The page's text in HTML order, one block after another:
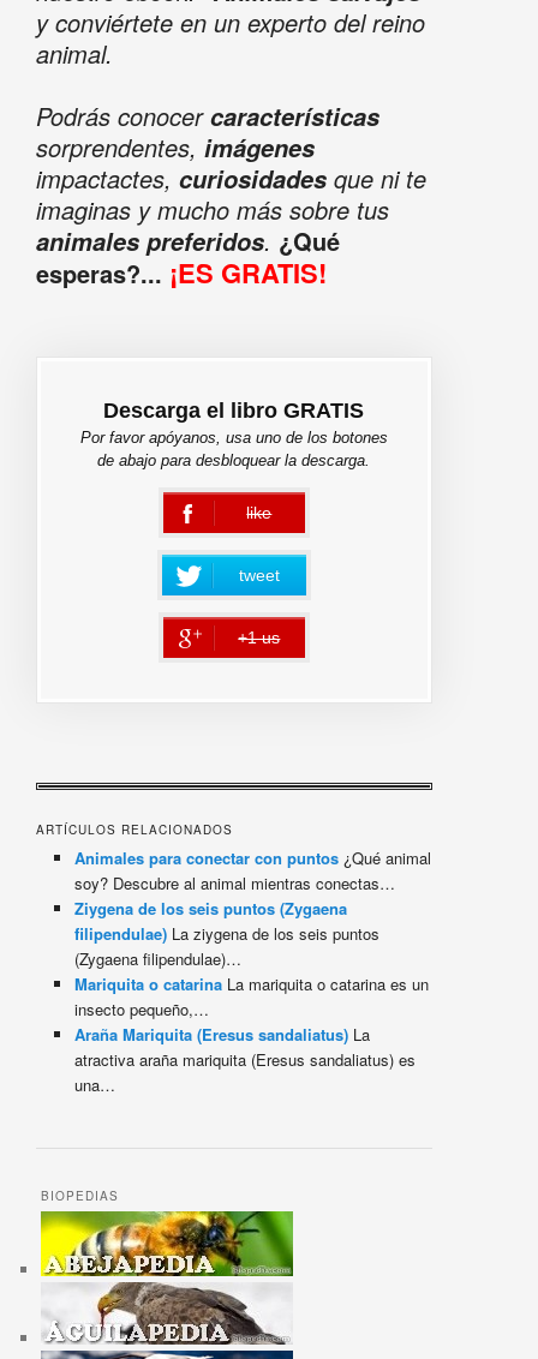
y conviértete en un experto del reino
animal.
Podrás conocercaracterísticas
sorprendentes, imágenes
impactactes, curiosidadesque ni te
imaginas y mucho más sobre tus
animales preferidos. ¿Qué
esperas?... ¡ES GRATIS!
Descarga el libro GRATIS
Por favor apóyanos, usa uno de los botones
de abajo para desbloquear la descarga.
like
error
tweet
+1 us
error
ARTÍCULOS RELACIONADOS
Animales para conectar con puntos ¿Qué animal
soy? Descubre al animal mientras conectas…
Ziygena de los seis puntos (Zygaena
filipendulae) La ziygena de los seis puntos
(Zygaena filipendulae)…
Mariquita o catarina La mariquita o catarina es un
insecto pequeño,…
Araña Mariquita (Eresus sandaliatus) La
atractiva araña mariquita (Eresus sandaliatus) es
una…
BIOPEDIAS